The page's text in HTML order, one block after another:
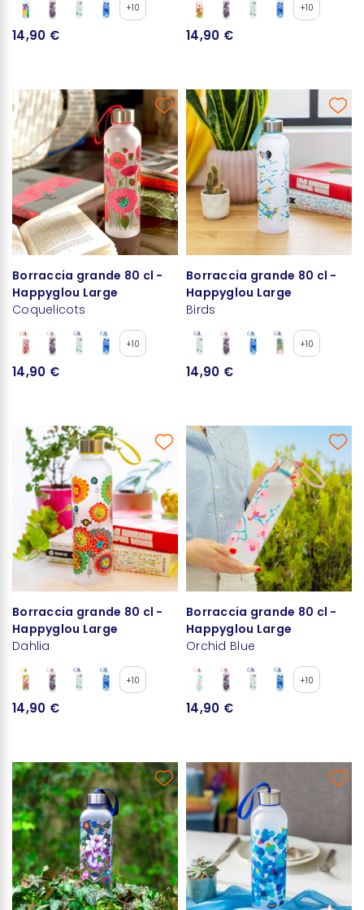
+10
14,90 €
+10
14,90 €
Borraccia grande 80 cl -
Happyglou Large
Coquelicots
+10
14,90 €
Borraccia grande 80 cl -
Happyglou Large
Birds
+10
14,90 €
Borraccia grande 80 cl -
Happyglou Large
Dahlia
+10
14,90 €
Borraccia grande 80 cl -
Happyglou Large
Orchid Blue
+10
14,90 €